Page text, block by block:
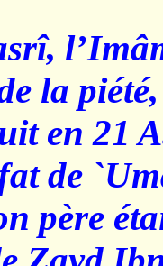
la
en 21
de
père